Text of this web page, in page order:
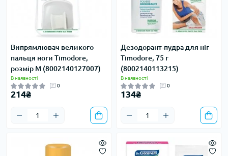
Випрямлювач великого
пальця ноги Timodore,
розмір M (8002140127007)
В наявності
0
214₴
Дезодорант-пудра для ніг
Timodore, 75 г
(8002140113215)
В наявності
0
134₴